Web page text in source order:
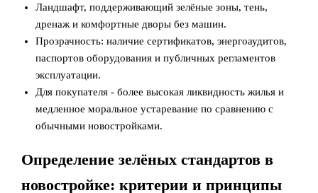
Ландшафт, поддерживающий зелёные зоны, тень,
дренаж и комфортные дворы без машин.
Прозрачность: наличие сертификатов, энергоаудитов,
паспортов оборудования и публичных регламентов
эксплуатации.
Для покупателя - более высокая ликвидность жилья и
медленное моральное устаревание по сравнению с
обычными новостройками.
Определение зелёных стандартов в
новостройке: критерии и принципы